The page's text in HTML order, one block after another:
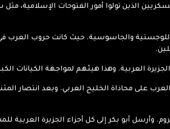
الذين تولوا أمور الفتوحات الإسلامية،
اللوجستية والجاسوسية. حيث كانت حروب العرب في
العربية. وهذا هيئهم لمواجهة الكيانات
على محاذاة الخليج العربي. وبعد انتصار
أبو بكر إلى كل أجزاء الجزيرة العربية